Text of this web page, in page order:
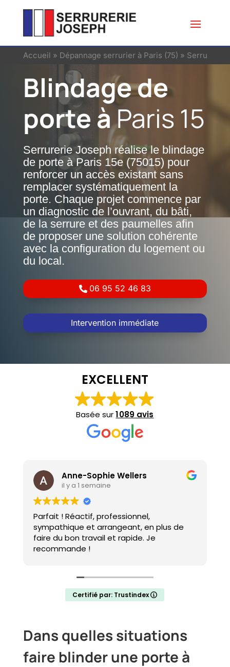
Accueil » Dépannage serrurier à Paris (75) » Serrurier à
Blindage de
porte àParis 15
Serrurerie Joseph réalise le blindage
de porte à Paris 15e (75015) pour
renforcer un accès existant sans
remplacer systématiquement la
porte. Chaque projet commence par
un diagnostic de l’ouvrant, du bâti,
de la serrure et des paumelles afin
de proposer une solution cohérente
avec la configuration du logement ou
du local.
06 95 52 46 83
Intervention immédiate
EXCELLENT
Basée sur1 089 avis
Jacqueline Thai
il y a 3 semaines
Professionnel très compétent en qui vous
pouvez avoir toute confiance surtout
quand on a le plus besoin.
Certifié par: Trustindex
Dans quelles situations
faire blinder une porte à